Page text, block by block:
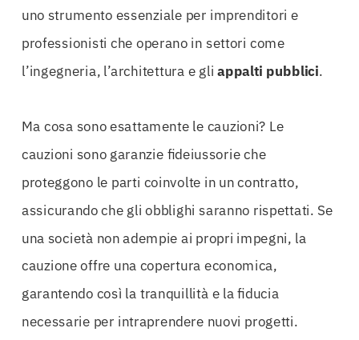
uno strumento essenziale per imprenditori e
professionisti che operano in settori come
l’ingegneria, l’architettura e gliappalti pubblici.
Ma cosa sono esattamente le cauzioni? Le
cauzioni sono garanzie fideiussorie che
proteggono le parti coinvolte in un contratto,
assicurando che gli obblighi saranno rispettati. Se
una società non adempie ai propri impegni, la
cauzione offre una copertura economica,
garantendo così la tranquillità e la fiducia
necessarie per intraprendere nuovi progetti.